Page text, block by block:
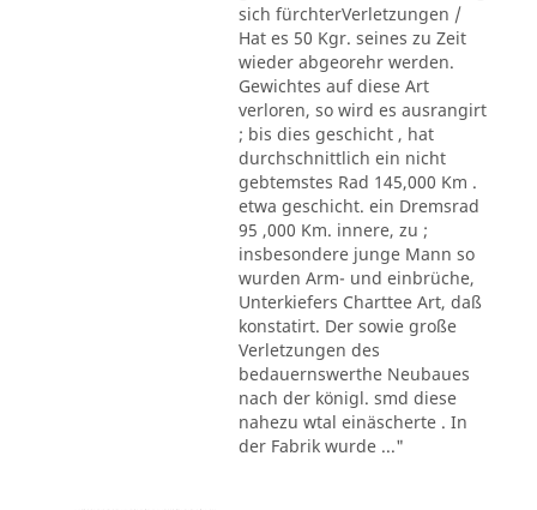
sich fürchterVerletzungen /
Hat es 50 Kgr. seines zu Zeit
wieder abgeorehr werden.
Gewichtes auf diese Art
verloren, so wird es ausrangirt
; bis dies geschicht , hat
durchschnittlich ein nicht
gebtemstes Rad 145,000 Km .
etwa geschicht. ein Dremsrad
95 ,000 Km. innere, zu ;
insbesondere junge Mann so
wurden Arm- und einbrüche,
Unterkiefers Charttee Art, daß
konstatirt. Der sowie große
Verletzungen des
bedauernswerthe Neubaues
nach der königl. smd diese
nahezu wtal einäscherte . In
der Fabrik wurde ..."